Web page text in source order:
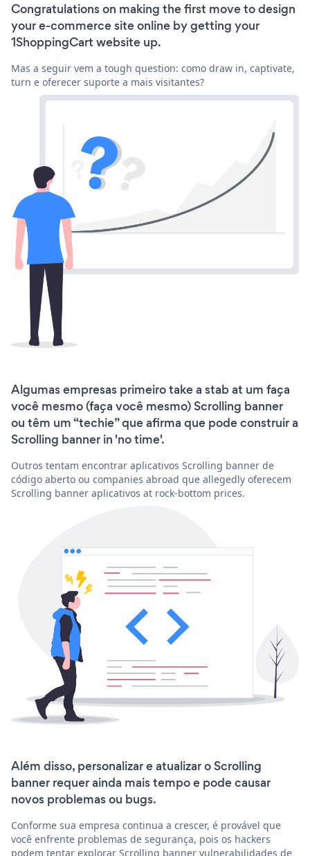
Congratulations on making the first move to design
your e-commerce site online by getting your
1ShoppingCart website up.
Mas a seguir vem a tough question: como draw in, captivate,
turn e oferecer suporte a mais visitantes?
Algumas empresas primeiro take a stab at um faça
você mesmo (faça você mesmo) Scrolling banner
ou têm um “techie” que afirma que pode construir a
Scrolling banner in 'no time'.
Outros tentam encontrar aplicativos Scrolling banner de
código aberto ou companies abroad que allegedly oferecem
Scrolling banner aplicativos at rock-bottom prices.
Além disso, personalizar e atualizar o Scrolling
banner requer ainda mais tempo e pode causar
novos problemas ou bugs.
Conforme sua empresa continua a crescer, é provável que
você enfrente problemas de segurança, pois os hackers
podem tentar explorar Scrolling banner vulnerabilidades de